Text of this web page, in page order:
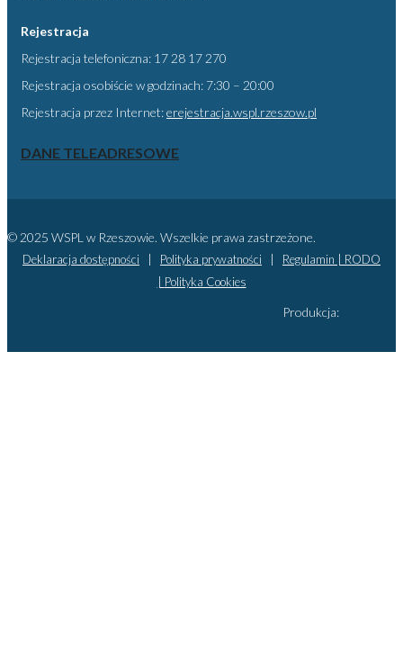
Rejestracja
Rejestracja telefoniczna: 17 28 17 270
Rejestracja osobiście w godzinach: 7:30 – 20:00
Rejestracja przez Internet:erejestracja.wspl.rzeszow.pl
DANE TELEADRESOWE
© 2025 WSPL w Rzeszowie. Wszelkie prawa zastrzeżone.
Deklaracja dostępności Polityka prywatności Regulamin | RODO
Polityka Cookies
Produkcja: